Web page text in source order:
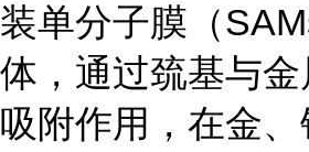
装单分子膜（
体，通过巯基与
吸附作用，在金